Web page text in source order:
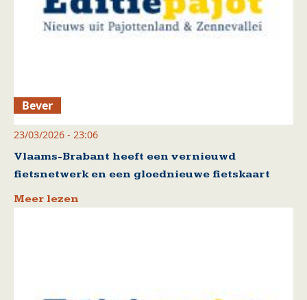
Bever
23/03/2026 - 23:06
Vlaams-Brabant heeft een vernieuwd
fietsnetwerk en een gloednieuwe fietskaart
Meer lezen